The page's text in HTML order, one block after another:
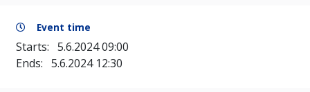
Event time
Starts: 5.6.2024 09:00
Ends: 5.6.2024 12:30